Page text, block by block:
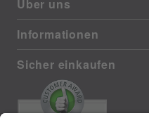
Über uns
Informationen
Sicher einkaufen